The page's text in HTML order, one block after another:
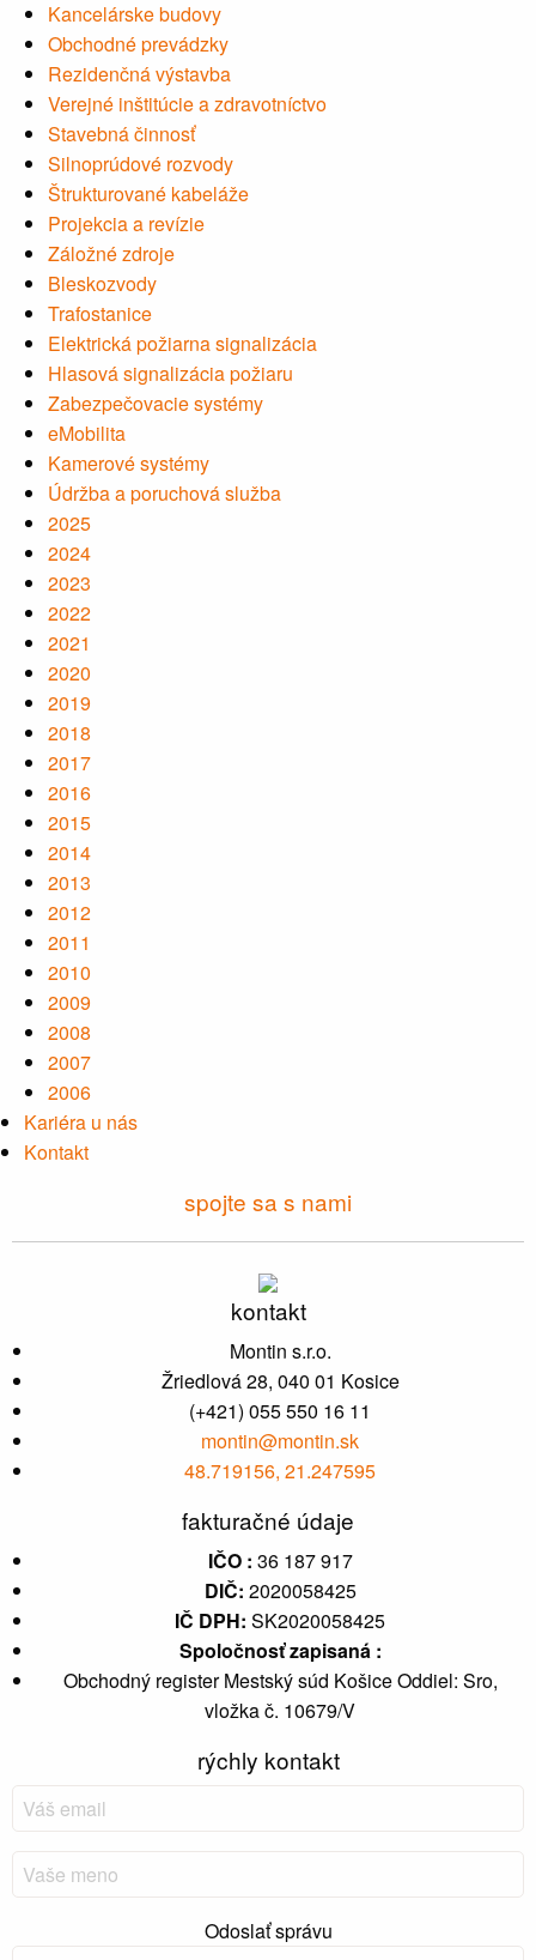
Kancelárske budovy
Obchodné prevádzky
Rezidenčná výstavba
Verejné inštitúcie a zdravotníctvo
Stavebná činnosť
Silnoprúdové rozvody
Štrukturované kabeláže
Projekcia a revízie
Záložné zdroje
Bleskozvody
Trafostanice
Elektrická požiarna signalizácia
Hlasová signalizácia požiaru
Zabezpečovacie systémy
eMobilita
Kamerové systémy
Údržba a poruchová služba
2025
2024
2023
2022
2021
2020
2019
2018
2017
2016
2015
2014
2013
2012
2011
2010
2009
2008
2007
2006
Kariéra u nás
Kontakt
spojte sa s nami
kontakt
Montin s.r.o.
Žriedlová 28, 040 01 Kosice
(+421) 055 550 16 11
montin@montin.sk
48.719156, 21.247595
fakturačné údaje
IČO : 36 187 917
DIČ: 2020058425
IČ DPH: SK2020058425
Spoločnosť zapisaná :
Obchodný register Mestský súd Košice Oddiel: Sro,
vložka č. 10679/V
rýchly kontakt
Odoslať správu